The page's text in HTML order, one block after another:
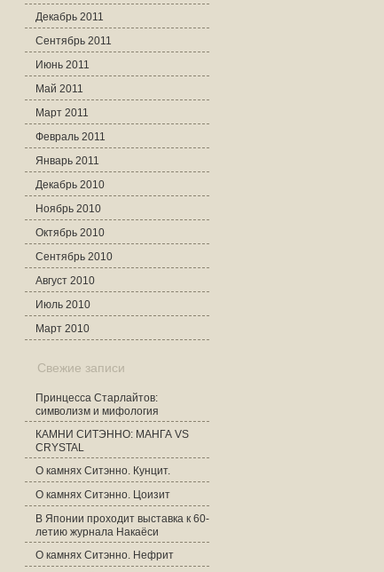
Декабрь 2011
Сентябрь 2011
Июнь 2011
Май 2011
Март 2011
Февраль 2011
Январь 2011
Декабрь 2010
Ноябрь 2010
Октябрь 2010
Сентябрь 2010
Август 2010
Июль 2010
Март 2010
Свежие записи
Принцесса Старлайтов:
символизм и мифология
КАМНИ СИТЭННО: МАНГА VS
CRYSTAL
О камнях Ситэнно. Кунцит.
О камнях Ситэнно. Цоизит
В Японии проходит выставка к 60-
летию журнала Накаёси
О камнях Ситэнно. Нефрит